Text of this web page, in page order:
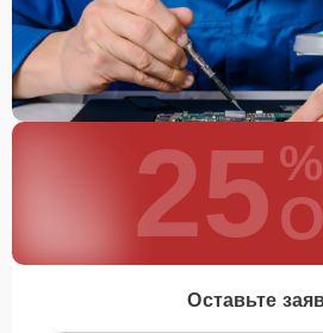
25 %
Оставьте